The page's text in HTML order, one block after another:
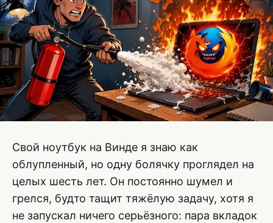
Свой ноутбук на Винде я знаю как
облупленный, но одну болячку проглядел на
целых шесть лет. Он постоянно шумел и
грелся, будто тащит тяжёлую задачу, хотя я
не запускал ничего серьёзного: пара вкладок